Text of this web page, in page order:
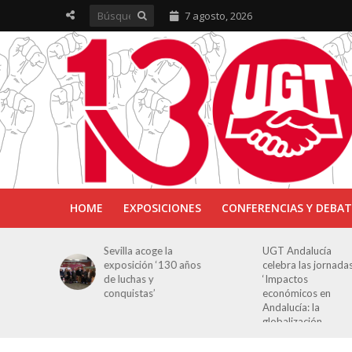
7 agosto, 2026
HOME EXPOSICIONES CONFERENCIAS Y
Sevilla acoge la
exposición ‘130 años
de luchas y
conquistas’
UGT Andalucía
celebra las
‘Impactos
económicos en
Andalucía: la
globalización